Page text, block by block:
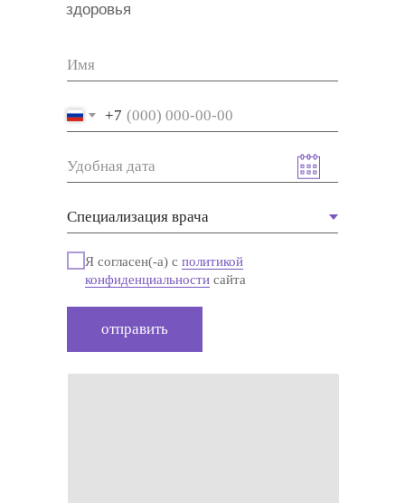
здоровья
+7
Я согласен(-а) с политикой
конфиденциальности сайта
отправить